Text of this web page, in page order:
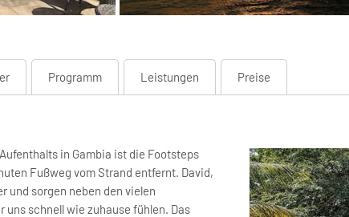
Programm Leistungen Preise
in Gambia ist die Footsteps
Fußweg vom Strand entfernt. David,
und sorgen neben den vielen
schnell wie zuhause fühlen. Das